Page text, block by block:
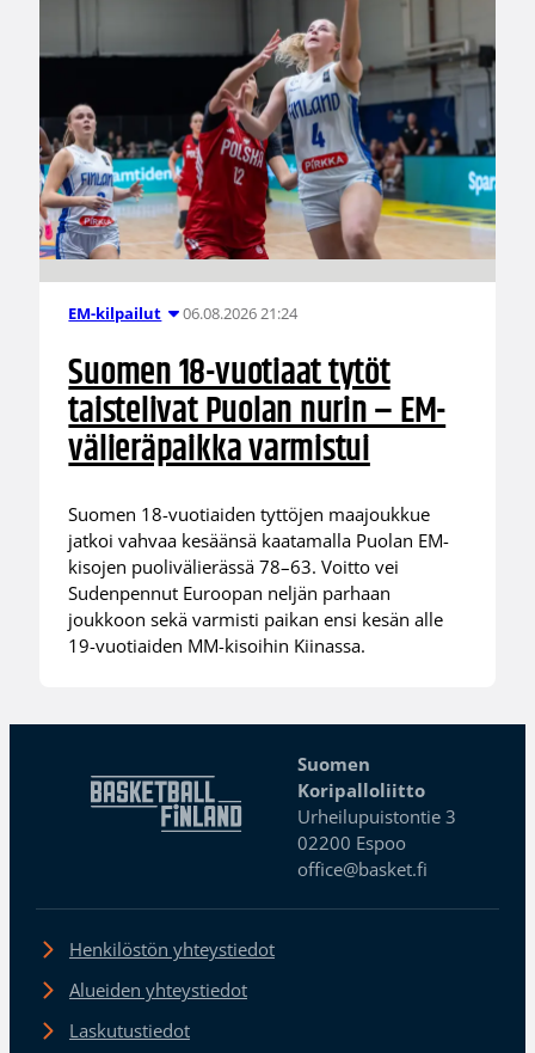
EM-kilpailut 06.08.2026 21:24
Suomen 18-vuotiaat tytöt
taistelivat Puolan nurin – EM-
välieräpaikka varmistui
Suomen 18-vuotiaiden tyttöjen maajoukkue
jatkoi vahvaa kesäänsä kaatamalla Puolan EM-
kisojen puolivälierässä 78–63. Voitto vei
Sudenpennut Euroopan neljän parhaan
joukkoon sekä varmisti paikan ensi kesän alle
19-vuotiaiden MM-kisoihin Kiinassa.
Suomen
Koripalloliitto
Urheilupuistontie 3
02200 Espoo
office@basket.fi
Henkilöstön yhteystiedot
Alueiden yhteystiedot
Laskutustiedot